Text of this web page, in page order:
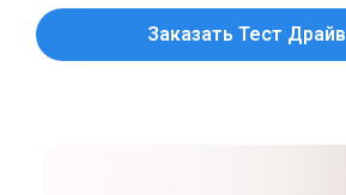
Заказать Тест Драйв